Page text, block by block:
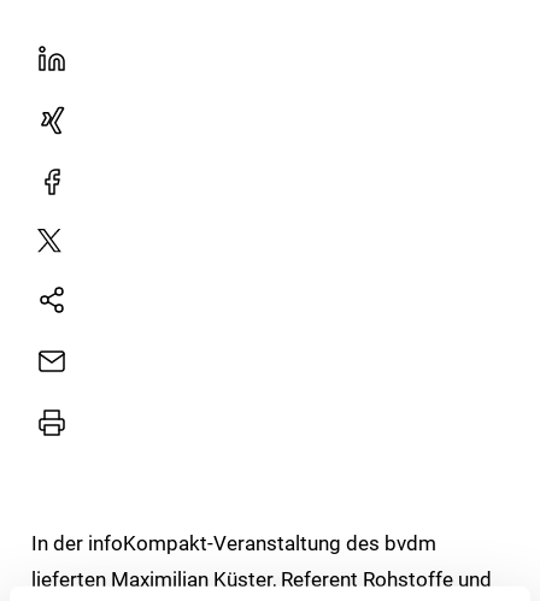
LinekdIn
Xing
Facebook
Plattform
Natives
E-
Drucker
In der infoKompakt-Veranstaltung des bvdm
lieferten Maximilian Küster, Referent Rohstoffe und